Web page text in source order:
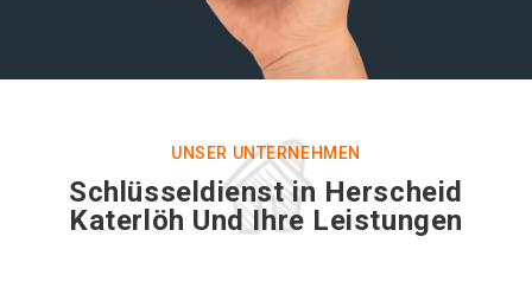
UNSER UNTERNEHMEN
Schlüsseldienst in Herscheid
Katerlöh Und Ihre Leistungen